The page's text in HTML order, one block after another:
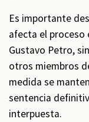
Es importante
afecta el proceso
Gustavo Petro,
otros miembros
medida se
sentencia
interpuesta.